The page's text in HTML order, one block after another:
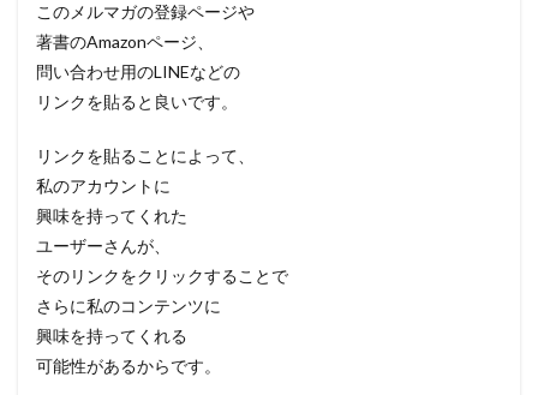
このメルマガの登録ページや
著書のAmazonページ、
問い合わせ用のLINEなどの
リンクを貼ると良いです。
リンクを貼ることによって、
私のアカウントに
興味を持ってくれた
ユーザーさんが、
そのリンクをクリックすることで
さらに私のコンテンツに
興味を持ってくれる
可能性があるからです。